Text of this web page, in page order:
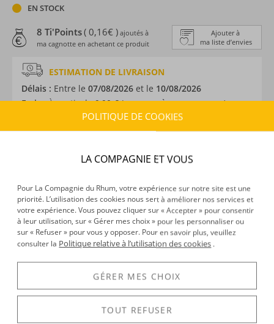
EN STOCK
Ajouter à
ma liste d’envies
8 Ti'Points( 0,16€ ) ajoutés à
ma cagnotte en achetant ce produit
ESTIMATION DE LIVRAISON
Délais : Entre le 07/08/2026 et le 10/08/2026
Frais :À partir de 9,90 € (OFFERTS DÈS 150 € D’ACHAT)
France
DÉCOUVERTE
Voir tous les produits :Rum Map
On le sait, le rhum est produit dans de nombreux endroits :
POLITIQUE DE COOKIES
LA COMPAGNIE ET VOUS
Pour La Compagnie du Rhum, votre expérience sur notre site est une
priorité. L’utilisation des cookies nous sert à améliorer nos services et
votre expérience. Vous pouvez cliquer sur « Accepter » pour consentir
à leur utilisation, sur « Gérer mes choix » pour les personnaliser ou
sur « Refuser » pour vous y opposer. Pour en savoir plus, veuillez
consulter la Politique relative à l’utilisation des cookies .
GÉRER MES CHOIX
TOUT REFUSER